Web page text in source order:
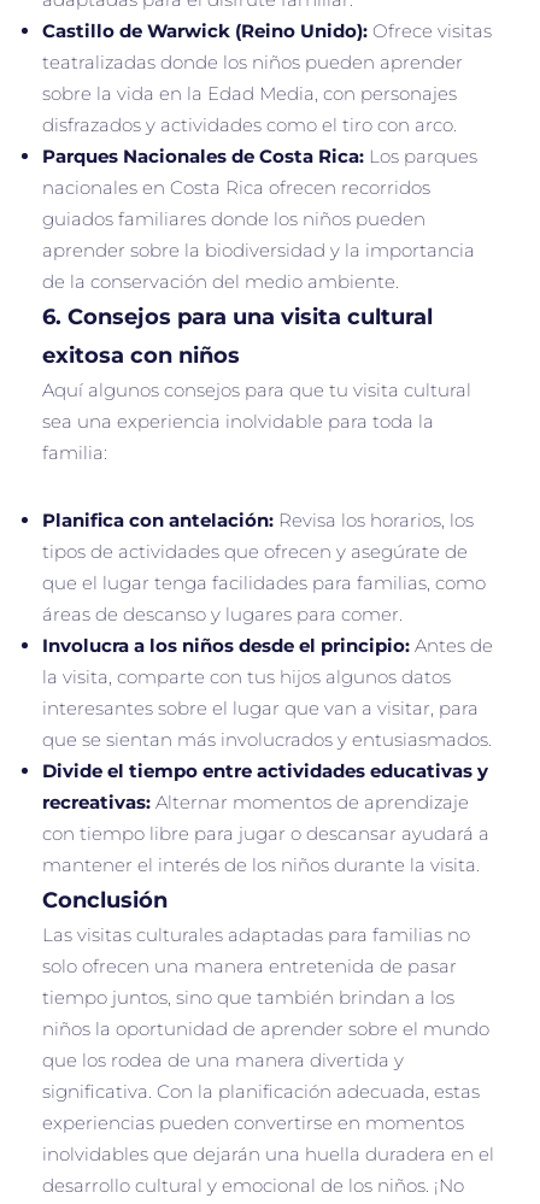
Castillo de Warwick (Reino Unido): Ofrece visitas
teatralizadas donde los niños pueden aprender
sobre la vida en la Edad Media, con personajes
disfrazados y actividades como el tiro con arco.
Parques Nacionales de Costa Rica: Los parques
nacionales en Costa Rica ofrecen recorridos
guiados familiares donde los niños pueden
aprender sobre la biodiversidad y la importancia
de la conservación del medio ambiente.
6. Consejos para una visita cultural
exitosa con niños
Aquí algunos consejos para que tu visita cultural
sea una experiencia inolvidable para toda la
familia:
Planifica con antelación: Revisa los horarios, los
tipos de actividades que ofrecen y asegúrate de
que el lugar tenga facilidades para familias, como
áreas de descanso y lugares para comer.
Involucra a los niños desde el principio: Antes de
la visita, comparte con tus hijos algunos datos
interesantes sobre el lugar que van a visitar, para
que se sientan más involucrados y entusiasmados.
Divide el tiempo entre actividades educativas y
recreativas: Alternar momentos de aprendizaje
con tiempo libre para jugar o descansar ayudará a
mantener el interés de los niños durante la visita.
Conclusión
Las visitas culturales adaptadas para familias no
solo ofrecen una manera entretenida de pasar
tiempo juntos, sino que también brindan a los
niños la oportunidad de aprender sobre el mundo
que los rodea de una manera divertida y
significativa. Con la planificación adecuada, estas
experiencias pueden convertirse en momentos
inolvidables que dejarán una huella duradera en el
desarrollo cultural y emocional de los niños. ¡No